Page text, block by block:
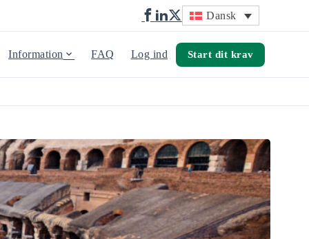
Dansk
Information FAQ Log ind Start dit krav